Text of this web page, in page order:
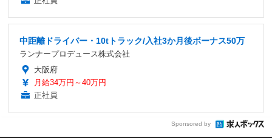
中距離ドライバー・10tトラック/入社3か月後ボーナス50万
ランナープロデュース株式会社
大阪府
月給34万円～40万円
正社員
Sponsored by